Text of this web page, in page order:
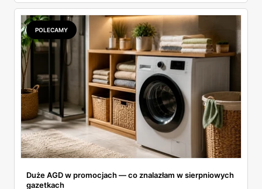
rozpiska: co dokładnie sprzedaje Lidl, ile kosztują
odpowiedniki u producenta i komu ten zakup naprawdę
się opłaci.
POLECAMY
Duże AGD w promocjach — co znalazłam w sierpniowych
gazetkach